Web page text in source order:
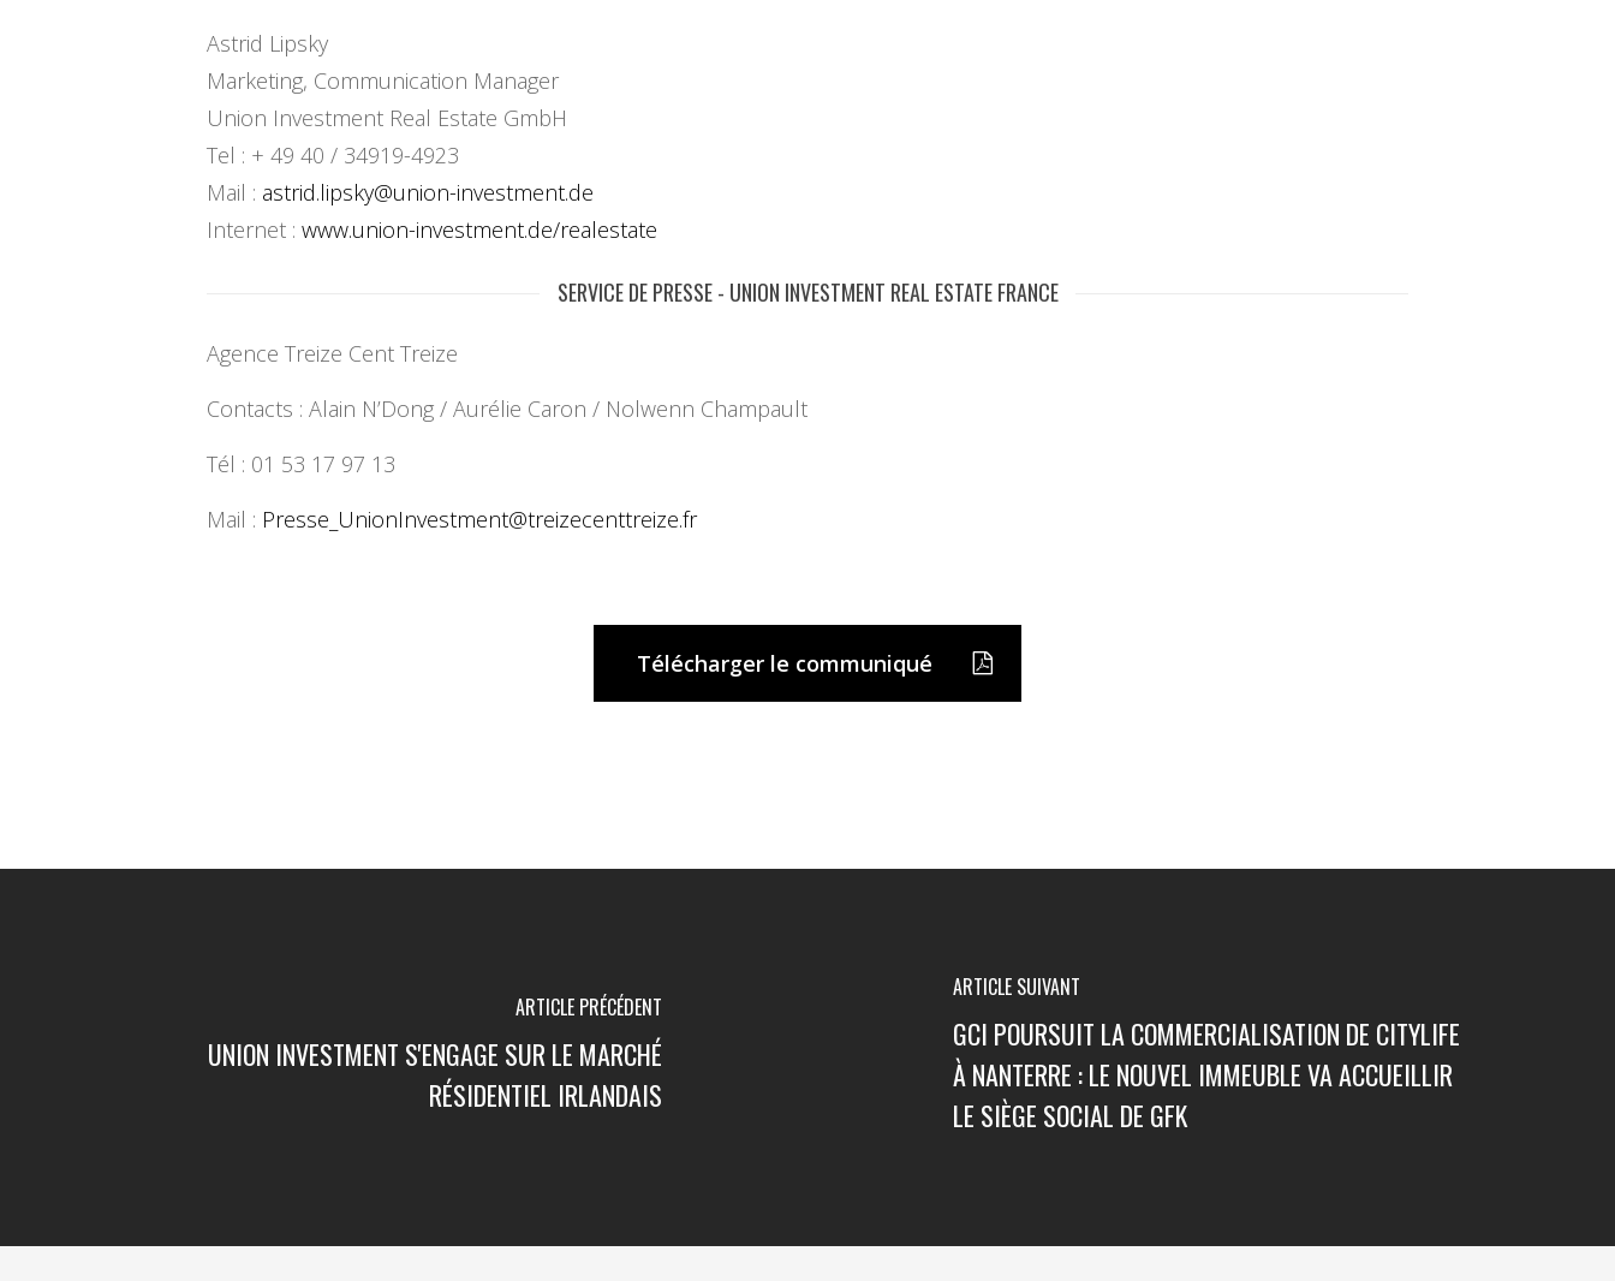
Astrid Lipsky
Marketing, Communication Manager
Union Investment Real Estate GmbH
Tel : + 49 40 / 34919-4923
Mail : astrid.lipsky@union-investment.de
Internet :www.union-investment.de/realestate
SERVICE DE PRESSE - UNION INVESTMENT REAL ESTATE FRANCE
Agence Treize Cent Treize
Contacts : Alain N’Dong / Aurélie Caron / Nolwenn Champault
Tél : 01 53 17 97 13
Mail : Presse_UnionInvestment@treizecenttreize.fr
Télécharger le communiqué
ARTICLE PRÉCÉDENT
UNION INVESTMENT S'ENGAGE SUR LE MARCHÉ
RÉSIDENTIEL IRLANDAIS
ARTICLE SUIVANT
GCI POURSUIT LA COMMERCIALISATION DE CITYLIFE
À NANTERRE : LE NOUVEL IMMEUBLE VA ACCUEILLIR
LE SIÈGE SOCIAL DE GFK